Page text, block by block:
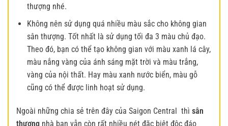
thượng nhé.
Không nên sử dụng quá nhiều màu sắc cho không gian
sân thượng. Tốt nhất là sử dụng tối đa 3 màu chủ đạo.
Theo đó, bạn có thể tạo không gian với màu xanh lá cây,
màu nắng vàng của ánh sáng mặt trời và màu trắng,
vàng của nội thất. Hay màu xanh nước biển, màu gỗ
cũng có thể được linh hoạt sử dụng.
Ngoài những chia sẻ trên đây của Saigon Central thì sân
thượng nhà bạn vẫn còn rất nhiều nét đặc biệt độc đáo